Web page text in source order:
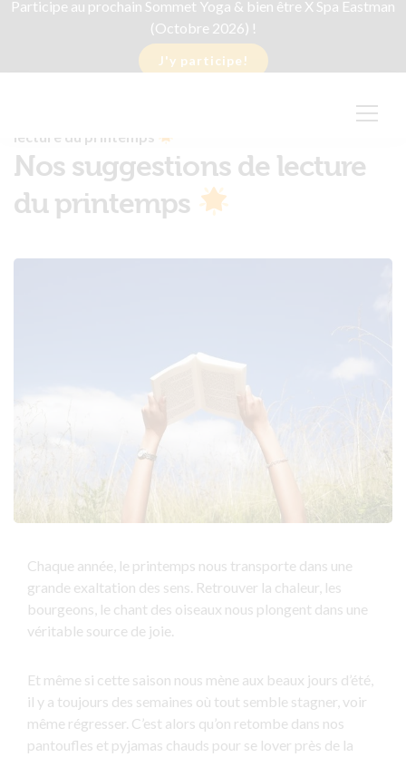
Participe au prochain Sommet Yoga & bien être X Spa Eastman
(Octobre 2026) !
J'y participe!
lecture du printemps
Nos suggestions de lecture
du printemps
Chaque année, le printemps nous transporte dans une
grande exaltation des sens. Retrouver la chaleur, les
bourgeons, le chant des oiseaux nous plongent dans une
véritable source de joie.
Et même si cette saison nous mène aux beaux jours d’été,
il y a toujours des semaines où tout semble stagner, voir
même régresser. C’est alors qu’on retombe dans nos
pantoufles et pyjamas chauds pour se lover près de la